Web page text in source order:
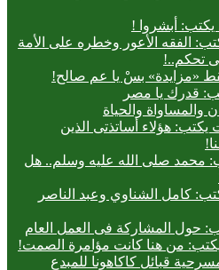
أبشروا !
الفقه الأعور وخطره على الأمة
تحكم..!
قدرك يا مصر
والمساواة والحياة
يكتب: هؤلاء أساتذتى الذين
محمد صلى الله عليه وسلم.. هل
كامل الشناوي وعبد الناصر
حول المشاركة فى العمل العام
من هنا كانت مؤامرة الصمت!
قبائل كاكاهونا للمبدع